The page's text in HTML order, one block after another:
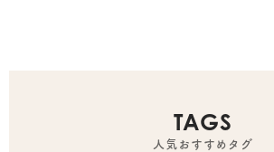
TAGS
人気おすすめタグ